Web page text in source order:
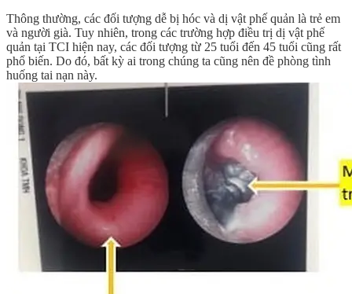
Thông thường, các đối tượng dễ bị hóc và dị vật phế quản là trẻ em
và người già. Tuy nhiên, trong các trường hợp điều trị dị vật phế
quản tại TCI hiện nay, các đối tượng từ 25 tuổi đến 45 tuổi cũng rất
phổ biến. Do đó, bất kỳ ai trong chúng ta cũng nên đề phòng tình
huống tai nạn này.